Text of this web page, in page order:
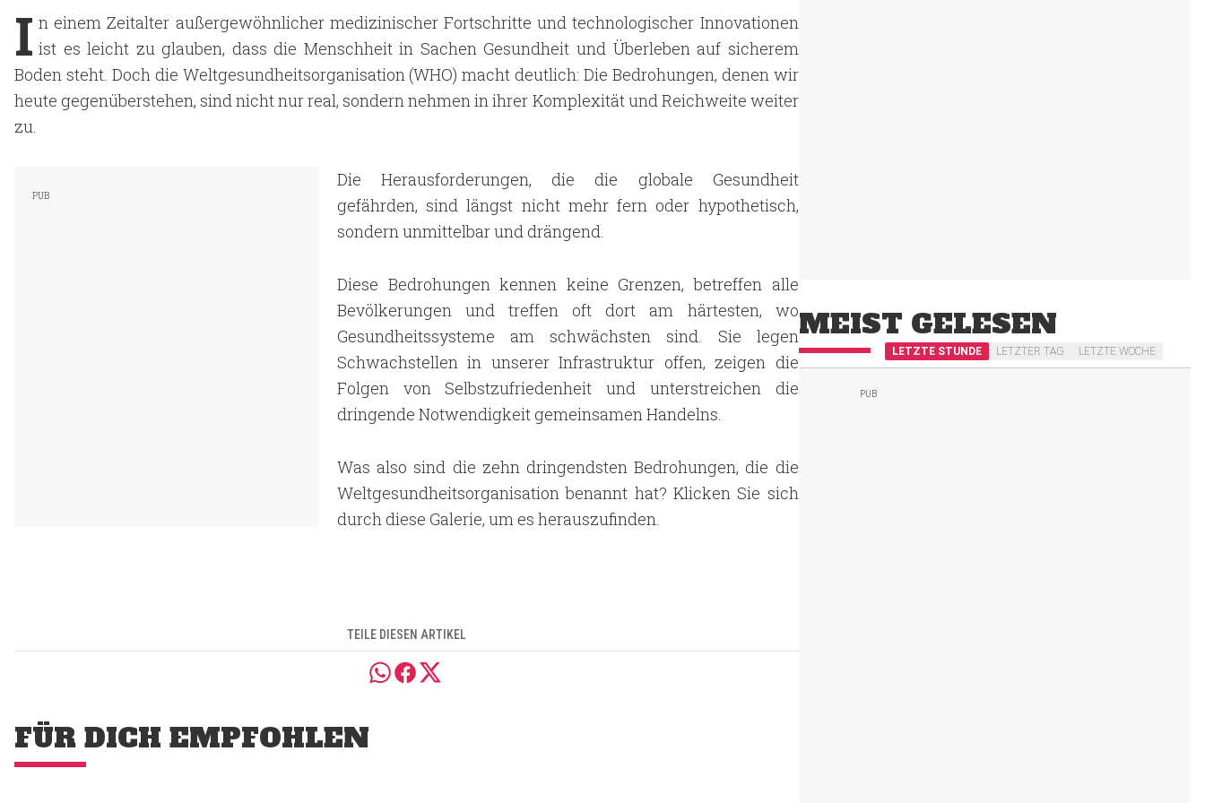
I n einem Zeitalter außergewöhnlicher medizinischer Fortschritte und technologischer Innovationen
ist es leicht zu glauben, dass die Menschheit in Sachen Gesundheit und Überleben auf sicherem
Boden steht. Doch die Weltgesundheitsorganisation (WHO) macht deutlich: Die Bedrohungen, denen wir
heute gegenüberstehen, sind nicht nur real, sondern nehmen in ihrer Komplexität und Reichweite weiter
zu.
Die Herausforderungen, die die globale Gesundheit
gefährden, sind längst nicht mehr fern oder hypothetisch,
sondern unmittelbar und drängend.
Diese Bedrohungen kennen keine Grenzen, betreffen alle
Bevölkerungen und treffen oft dort am härtesten, wo
Gesundheitssysteme am schwächsten sind. Sie legen
Schwachstellen in unserer Infrastruktur offen, zeigen die
Folgen von Selbstzufriedenheit und unterstreichen die
dringende Notwendigkeit gemeinsamen Handelns.
Was also sind die zehn dringendsten Bedrohungen, die die
Weltgesundheitsorganisation benannt hat? Klicken Sie sich
durch diese Galerie, um es herauszufinden.
TEILE DIESEN ARTIKEL
FÜR DICH EMPFOHLEN
MEIST GELESEN
LETZTE STUNDE LETZTER TAG LETZTE WOCHE